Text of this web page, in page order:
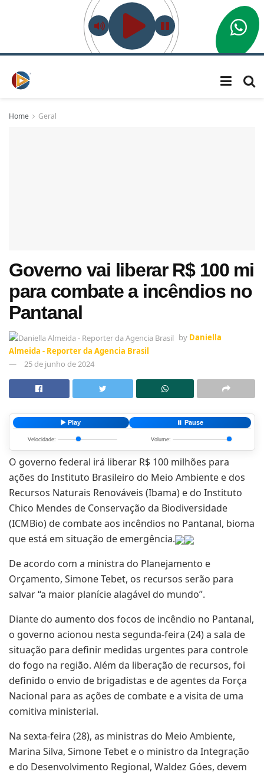
Home Geral
Governo vai liberar R$ 100 mi
para combate a incêndios no
Pantanal
by Daniella
Almeida - Reporter da Agencia Brasil
25 de junho de 2024
▶️ Play ⏸️ Pause
Velocidade: Volume:
O governo federal irá liberar R$ 100 milhões para
ações do Instituto Brasileiro do Meio Ambiente e dos
Recursos Naturais Renováveis (Ibama) e do Instituto
Chico Mendes de Conservação da Biodiversidade
(ICMBio) de combate aos incêndios no Pantanal, bioma
que está em situação de emergência.
De acordo com a ministra do Planejamento e
Orçamento, Simone Tebet, os recursos serão para
salvar “a maior planície alagável do mundo”.
Diante do aumento dos focos de incêndio no Pantanal,
o governo acionou nesta segunda-feira (24) a sala de
situação para definir medidas urgentes para controle
do fogo na região. Além da liberação de recursos, foi
definido o envio de brigadistas e de agentes da Força
Nacional para as ações de combate e a visita de uma
comitiva ministerial.
Na sexta-feira (28), as ministras do Meio Ambiente,
Marina Silva, Simone Tebet e o ministro da Integração
e do Desenvolvimento Regional, Waldez Góes, devem